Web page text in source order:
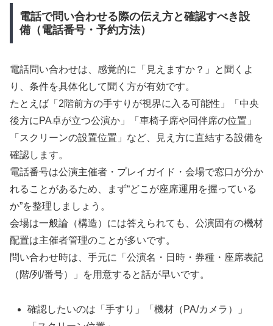
電話で問い合わせる際の伝え方と確認すべき設
備（電話番号・予約方法）
電話問い合わせは、感覚的に「見えますか？」と聞くよ
り、条件を具体化して聞く方が有効です。
たとえば「2階前方の手すりが視界に入る可能性」「中央
後方にPA卓が立つ公演か」「車椅子席や同伴席の位置」
「スクリーンの設置位置」など、見え方に直結する設備を
確認します。
電話番号は公演主催者・プレイガイド・会場で窓口が分か
れることがあるため、まず“どこが座席運用を握っている
か”を整理しましょう。
会場は一般論（構造）には答えられても、公演固有の機材
配置は主催者管理のことが多いです。
問い合わせ時は、手元に「公演名・日時・券種・座席表記
（階/列/番号）」を用意すると話が早いです。
確認したいのは「手すり」「機材（PA/カメラ）」